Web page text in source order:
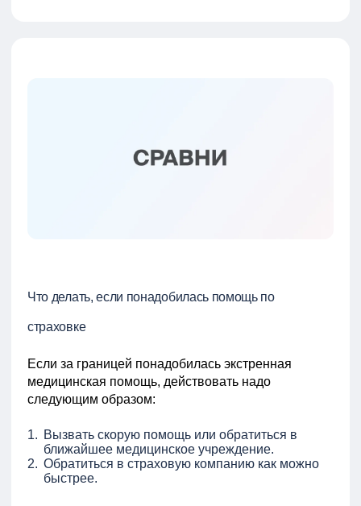
Что делать, если понадобилась помощь по
страховке
Если за границей понадобилась экстренная
медицинская помощь, действовать надо
следующим образом:
Вызвать скорую помощь или обратиться в
ближайшее медицинское учреждение.
Обратиться в страховую компанию как можно
быстрее.